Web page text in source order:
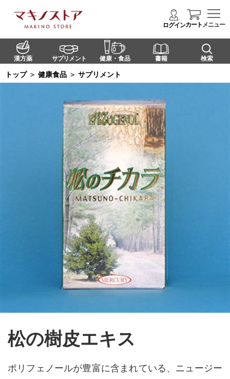
ログインカートメニュー
漢方薬 サプリメント 健康・食品 書籍 検索
トップ ＞ 健康食品 ＞ サプリメント
松の樹皮エキス
ポリフェノールが豊富に含まれている、ニュージー